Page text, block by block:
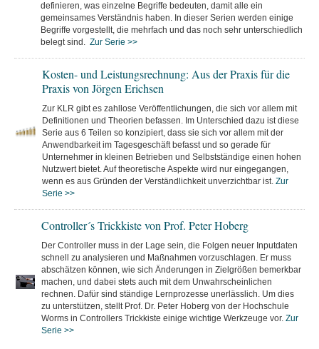
definieren, was einzelne Begriffe bedeuten, damit alle ein
gemeinsames Verständnis haben. In dieser Serien werden einige
Begriffe vorgestellt, die mehrfach und das noch sehr unterschiedlich
belegt sind. Zur Serie >>
Kosten- und Leistungsrechnung: Aus der Praxis für die
Praxis von Jörgen Erichsen
Zur KLR gibt es zahllose Veröffentlichungen, die sich vor allem mit
Definitionen und Theorien befassen. Im Unterschied dazu ist diese
Serie aus 6 Teilen so konzipiert, dass sie sich vor allem mit der
Anwendbarkeit im Tagesgeschäft befasst und so gerade für
Unternehmer in kleinen Betrieben und Selbstständige einen hohen
Nutzwert bietet. Auf theoretische Aspekte wird nur eingegangen,
wenn es aus Gründen der Verständlichkeit unverzichtbar ist. Zur
Serie >>
Controller´s Trickkiste von Prof. Peter Hoberg
Der Controller muss in der Lage sein, die Folgen neuer Inputdaten
schnell zu analysieren und Maßnahmen vorzuschlagen. Er muss
abschätzen können, wie sich Änderungen in Zielgrößen bemerkbar
machen, und dabei stets auch mit dem Unwahrscheinlichen
rechnen. Dafür sind ständige Lernprozesse unerlässlich. Um dies
zu unterstützen, stellt Prof. Dr. Peter Hoberg von der Hochschule
Worms in Controllers Trickkiste einige wichtige Werkzeuge vor. Zur
Serie >>